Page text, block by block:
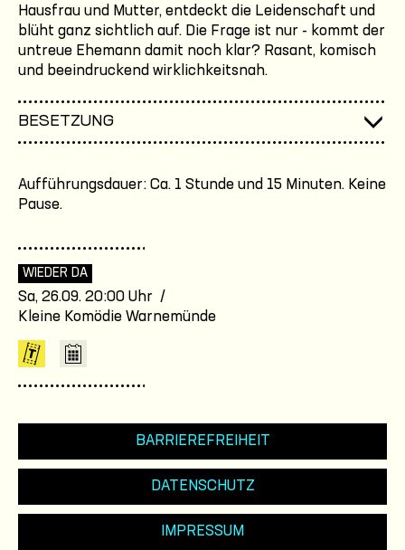
Hausfrau und Mutter, entdeckt die Leidenschaft und
blüht ganz sichtlich auf. Die Frage ist nur - kommt der
untreue Ehemann damit noch klar? Rasant, komisch
und beeindruckend wirklichkeitsnah.
BESETZUNG
Aufführungsdauer: Ca. 1 Stunde und 15 Minuten. Keine
Pause.
WIEDER DA
Sa, 26.09. 20:00 Uhr /
Kleine Komödie Warnemünde
BARRIEREFREIHEIT
DATENSCHUTZ
IMPRESSUM